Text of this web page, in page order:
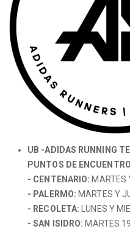
UB -ADIDAS RUNNING
PUNTOS DE
- CENTENARIO: MARTES
- PALERMO:MARTES Y
- RECOLETA: LUNES Y
- SAN ISIDRO: MARTES